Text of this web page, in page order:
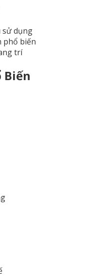
sử dụng
phổ biến
trí
Biến